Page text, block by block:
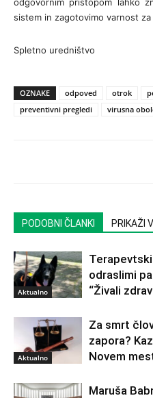
sistem in zagotovimo varnost za
Spletno uredništvo
OZNAKE odpoved otrok
preventivni pregledi
virusna
PODOBNI ČLANKI PRIKAŽI
Aktualno
odraslimi
“Živali
Aktualno
Za smrt
zapora?
Novem
Maruša